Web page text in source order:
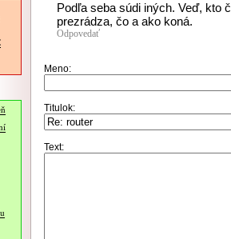
Podľa seba súdi iných. Veď, kto
prezrádza, čo a ako koná.
Odpovedať
Meno:
Titulok:
Text: